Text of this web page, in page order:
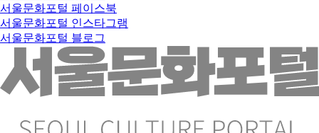
서울문화포털 페이스북
서울문화포털 인스타그램
서울문화포털 블로그